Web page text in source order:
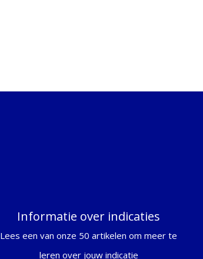
Informatie over indicaties
Lees een van onze 50 artikelen om meer te
leren over jouw indicatie